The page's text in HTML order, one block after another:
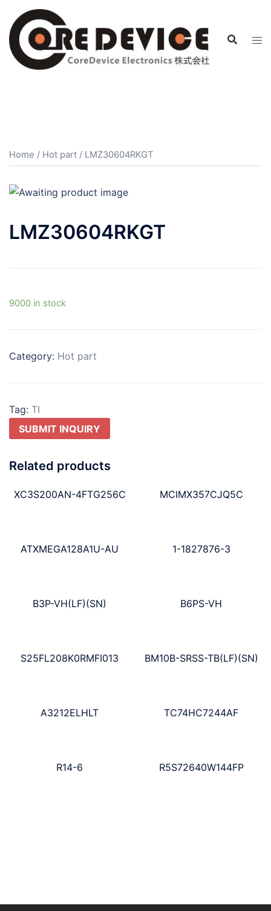
Home / Hot part / LMZ30604RKGT
LMZ30604RKGT
9000 in stock
Category: Hot part
Tag: TI
SUBMIT INQUIRY
Related products
XC3S200AN-4FTG256C MCIMX357CJQ5C
ATXMEGA128A1U-AU 1-1827876-3
B3P-VH(LF)(SN) B6PS-VH
S25FL208K0RMFI013 BM10B-SRSS-TB(LF)(SN)
A3212ELHLT TC74HC7244AF
R14-6 R5S72640W144FP